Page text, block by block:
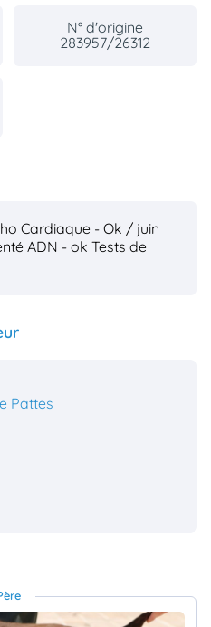
N° d'origine
283957/26312
Cardiaque - Ok / juin
ADN - ok Tests de
Pattes